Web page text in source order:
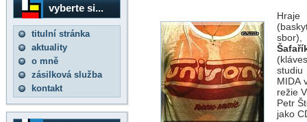
vyberte si...
titulní stránka
aktuality
o mně
zásilková služba
kontakt
studiu
MIDA
režie
Petr
jako